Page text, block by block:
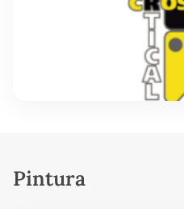
Pintura